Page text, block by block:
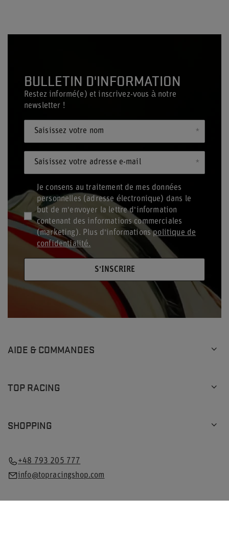
BULLETIN D'INFORMATION
Restez informé(e) et inscrivez-vous à notre
newsletter !
Saisissez votre nom
Saisissez votre adresse e-mail
Je consens au traitement de mes données
personnelles (adresse électronique) dans le
but de m'envoyer la lettre d'information
contenant des informations commerciales
(marketing). Plus d'informationspolitique de
confidentialité.
S'INSCRIRE
AIDE & COMMANDES
TOP RACING
SHOPPING
+48 793 205 777
info@topracingshop.com